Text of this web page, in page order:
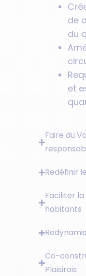
de
du
et
Faire du
Redéfinir
Faciliter
habitants
Co-
Plaisirois